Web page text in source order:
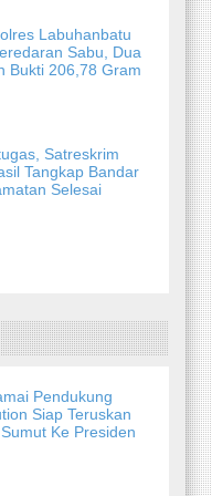
Labuhanbatu
Sabu, Dua
Bukti 206,78 Gram
Satreskrim
Tangkap Bandar
Selesai
Pendukung
Siap Teruskan
Ke Presiden